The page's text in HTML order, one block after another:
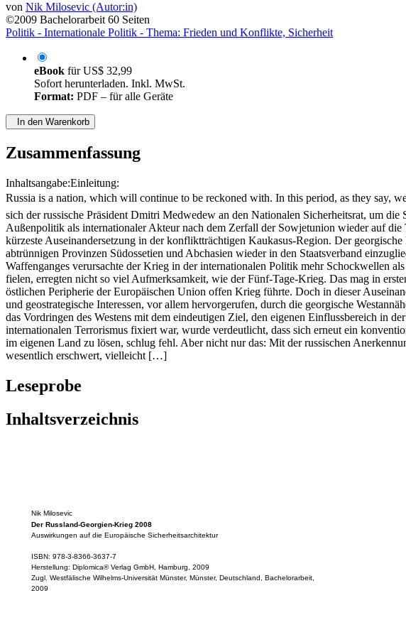
von Nik Milosevic (Autor:in)
©2009 Bachelorarbeit 60 Seiten
Politik - Internationale Politik - Thema: Frieden und Konflikte, Sicherheit
eBook fürUS$ 32,99
Sofort herunterladen. Inkl. MwSt.
Format: PDF – für alle Geräte
In den Warenkorb
Zusammenfassung
Inhaltsangabe:Einleitung:
Russia is a nation, which will continue to be reckoned with. In this period, as they say,
sich der russische Präsident Dmitri Medwedew an den Nationalen Sicherheitsrat, um
Außenpolitik als internationaler Akteur nach dem Zerfall der Sowjetunion wieder auf
kürzeste Auseinandersetzung in der konfliktträchtigen Kaukasus-Region. Der
abtrünnigen Provinzen Südossetien und Abchasien wieder in den Staatsverband
Waffenganges verursachte der Krieg in der internationalen Politik mehr Schockwellen
fielen, erregten nicht so viel Aufmerksamkeit, wie der Fünf-Tage-Krieg. Das mag in
östlichen Peripherie der Europäischen Union offen Krieg führte. Doch in dieser
und geostrategische Interessen, vor allem hervorgerufen, durch die georgische
das Vordringen des Westens mit dem eindeutigen Ziel, den eigenen Einflussbereich in
internationalen Terrorismus fixiert war, wurde verdeutlicht, dass sich erneut ein
im eigenen Land zu lösen, schlug fehl. Aber nicht nur das: Mit der russischen
wesentlich erschwert, vielleicht […]
Leseprobe
Inhaltsverzeichnis
Nik Milosevic
Der Russland-Georgien-Krieg 2008
Auswirkungen auf die Europäische Sicherheitsarchitektur
ISBN: 978-3-8366-3637-7
Herstellung: Diplomica® Verlag GmbH, Hamburg, 2009
Zugl. Westfälische Wilhelms-Universität Münster, Münster, Deutschland, Bachelorarbeit,
2009